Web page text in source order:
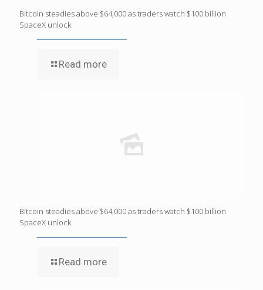
Bitcoin steadies above $64,000 as traders watch $100 billion
SpaceX unlock
Read more
Bitcoin steadies above $64,000 as traders watch $100 billion
SpaceX unlock
Read more